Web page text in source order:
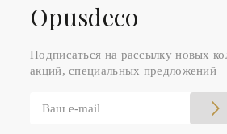
Оpusdeco
Подписаться на рассылку новых
акций, специальных предложений